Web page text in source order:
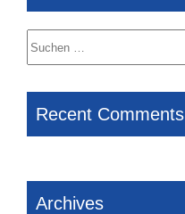
Suchen
nach:
Recent Comments
Archives